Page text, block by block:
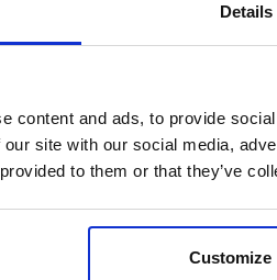
Details
content and ads, to provide
site with our social media,
to them or that they’ve
Customize
varten
osista. Kaikki talot
joka toimi
rajapyykkinä.
vierellä sekä koivu-
on myös